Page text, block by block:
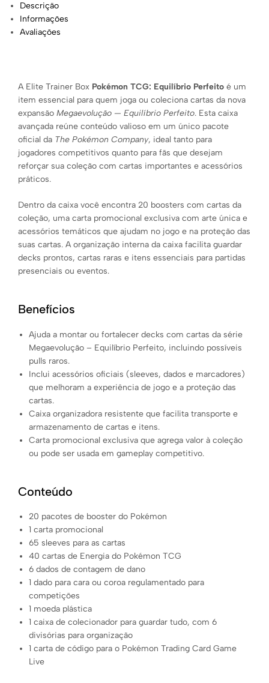
Descrição
Informações
Avaliações
A Elite Trainer Box Pokémon TCG: Equilíbrio Perfeito é um
item essencial para quem joga ou coleciona cartas da nova
expansão Megaevolução — Equilíbrio Perfeito. Esta caixa
avançada reúne conteúdo valioso em um único pacote
oficial da The Pokémon Company, ideal tanto para
jogadores competitivos quanto para fãs que desejam
reforçar sua coleção com cartas importantes e acessórios
práticos.
Dentro da caixa você encontra 20 boosters com cartas da
coleção, uma carta promocional exclusiva com arte única e
acessórios temáticos que ajudam no jogo e na proteção das
suas cartas. A organização interna da caixa facilita guardar
decks prontos, cartas raras e itens essenciais para partidas
presenciais ou eventos.
Benefícios
Ajuda a montar ou fortalecer decks com cartas da série
Megaevolução – Equilíbrio Perfeito, incluindo possíveis
pulls raros.
Inclui acessórios oficiais (sleeves, dados e marcadores)
que melhoram a experiência de jogo e a proteção das
cartas.
Caixa organizadora resistente que facilita transporte e
armazenamento de cartas e itens.
Carta promocional exclusiva que agrega valor à coleção
ou pode ser usada em gameplay competitivo.
Conteúdo
20 pacotes de booster do Pokémon
1 carta promocional
65 sleeves para as cartas
40 cartas de Energia do Pokémon TCG
6 dados de contagem de dano
1 dado para cara ou coroa regulamentado para
competições
1 moeda plástica
1 caixa de colecionador para guardar tudo, com 6
divisórias para organização
1 carta de código para o Pokémon Trading Card Game
Live